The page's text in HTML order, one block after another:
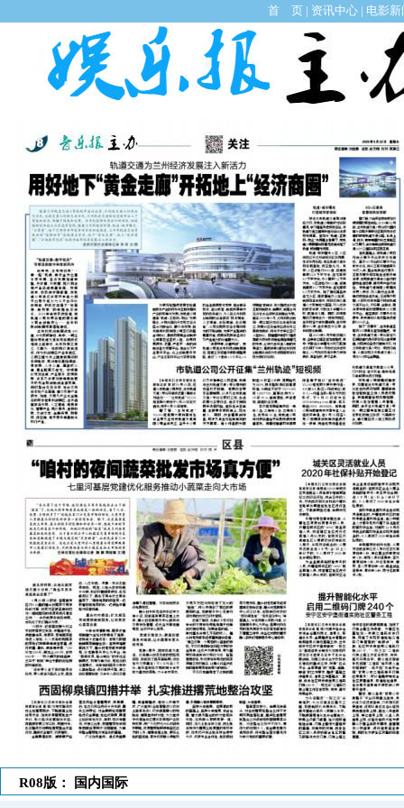
首 页 | 资讯中心 | 电影新
R08版： 国内国际